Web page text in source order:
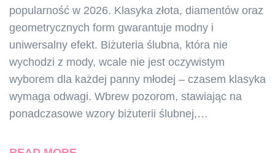
popularność w 2026. Klasyka złota, diamentów oraz
geometrycznych form gwarantuje modny i
uniwersalny efekt. Biżuteria ślubna, która nie
wychodzi z mody, wcale nie jest oczywistym
wyborem dla każdej panny młodej – czasem klasyka
wymaga odwagi. Wbrew pozorom, stawiając na
ponadczasowe wzory biżuterii ślubnej,…